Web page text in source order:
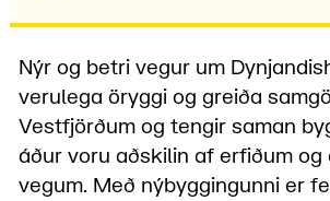
Nýr og betri vegur um
verulega öryggi og greiða
Vestfjörðum og tengir saman
áður voru aðskilin af erfiðum og
vegum. Með nýbyggingunni er